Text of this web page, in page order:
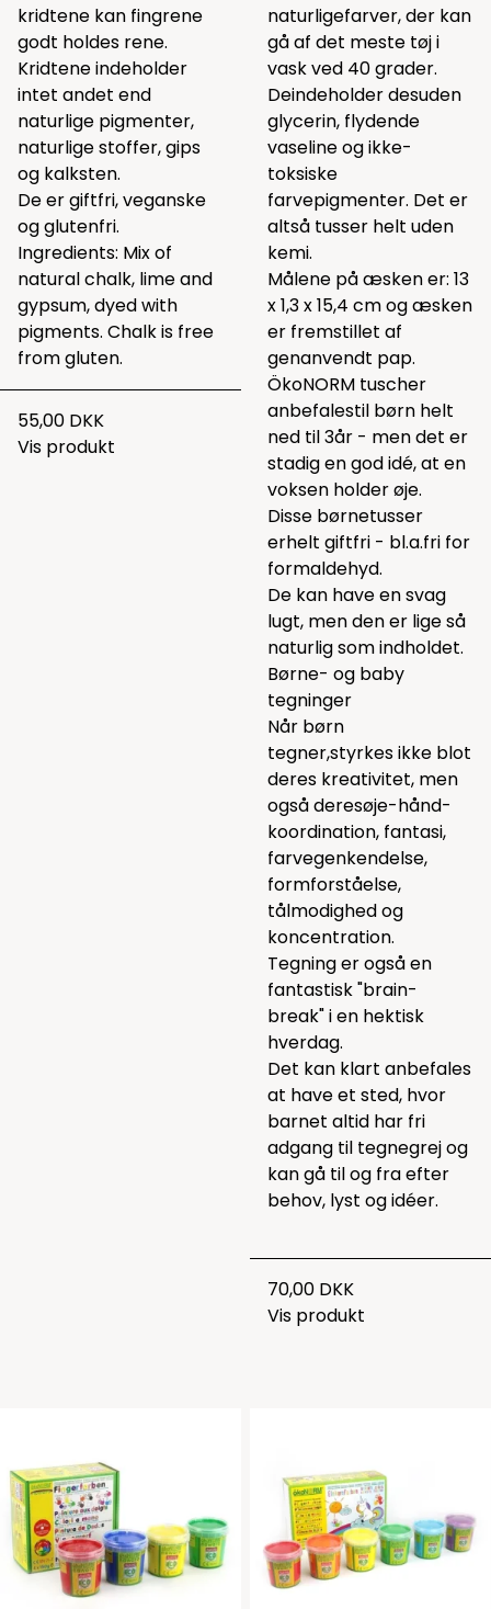
kridtene kan fingrene
godt holdes rene.
Kridtene indeholder
intet andet end
naturlige pigmenter,
naturlige stoffer, gips
og kalksten.
De er giftfri, veganske
og glutenfri.
Ingredients: Mix of
natural chalk, lime and
gypsum, dyed with
pigments. Chalk is free
from gluten.
55,00 DKK
Vis produkt
naturligefarver, der kan
gå af det meste tøj i
vask ved 40 grader.
Deindeholder desuden
glycerin, flydende
vaseline og ikke-
toksiske
farvepigmenter. Det er
altså tusser helt uden
kemi.
Målene på æsken er: 13
x 1,3 x 15,4 cm og æsken
er fremstillet af
genanvendt pap.
ÖkoNORM tuscher
anbefalestil børn helt
ned til 3år - men det er
stadig en god idé, at en
voksen holder øje.
Disse børnetusser
erhelt giftfri - bl.a.fri for
formaldehyd.
De kan have en svag
lugt, men den er lige så
naturlig som indholdet.
Børne- og baby
tegninger
Når børn
tegner,styrkes ikke blot
deres kreativitet, men
også deresøje-hånd-
koordination, fantasi,
farvegenkendelse,
formforståelse,
tålmodighed og
koncentration.
Tegning er også en
fantastisk "brain-
break" i en hektisk
hverdag.
Det kan klart anbefales
at have et sted, hvor
barnet altid har fri
adgang til tegnegrej og
kan gå til og fra efter
behov, lyst og idéer.
70,00 DKK
Vis produkt